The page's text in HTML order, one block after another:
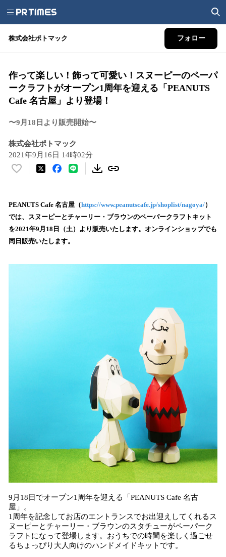
株式会社ポトマック フォロー
作って楽しい！飾って可愛い！スヌーピーのペーパ
ークラフトがオープン1周年を迎える「PEANUTS
Cafe 名古屋」より登場！
〜9月18日より販売開始〜
株式会社ポトマック
2021年9月16日 14時02分
い
！
数
を
読
PEANUTS Cafe 名古屋（https://www.peanutscafe.jp/shoplist/nagoya/）
では、スヌーピーとチャーリー・ブラウンのペーパークラフトキット
を2021年9月18日（土）より販売いたします。オンラインショップでも
同日販売いたします。
9月18日でオープン1周年を迎える「PEANUTS Cafe 名古
屋」。
1周年を記念してお店のエントランスでお出迎えしてくれるス
ヌーピーとチャーリー・ブラウンのスタチューがペーパーク
ラフトになって登場します。おうちでの時間を楽しく過ごせ
るちょっぴり大人向けのハンドメイドキットです。